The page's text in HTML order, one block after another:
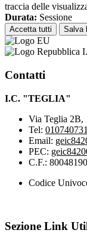
traccia delle
Durata: Sessione
Accetta tutti Salva
Contatti
I.C. "TEGLIA"
Via Teglia 2B,
Tel:
Email:
PEC:
C.F.:
Codice
Sezione Link